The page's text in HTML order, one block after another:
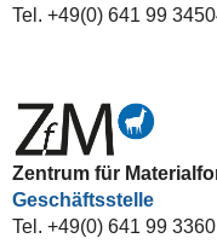
Tel. +49(0) 641 99
Zentrum für
Geschäftsstelle
Tel. +49(0) 641 99